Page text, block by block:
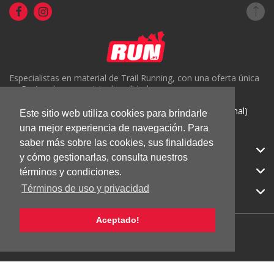
Este sitio web utiliza cookies para brindarle
una mejor experiencia de navegación. Para
saber más sobre las cookies, sus finalidades
y cómo gestionarlas, consulta nuestros
términos y condiciones.
Términos de uso y privacidad
Aceptado!
Especialistas en material de Trail Running, con una oferta única
en Portugal y un servicio de calidad.
( +351) 918816191 (Chamada para rede móvel nacional)
geral@run.pt
RUN.PT
CATEGORIAS
APOIO AO CLIENTE
© 2026 RUN |Todos los derechos reservados.